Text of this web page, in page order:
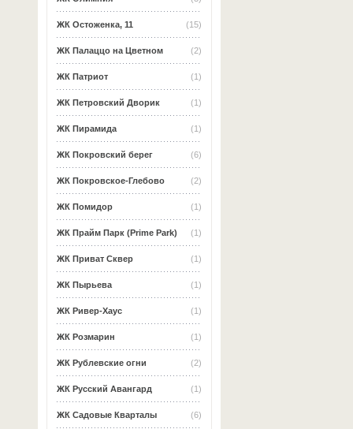
(15)
ЖК Остоженка, 11
(2)
ЖК Палаццо на Цветном
(1)
ЖК Патриот
(1)
ЖК Петровский Дворик
(1)
ЖК Пирамида
(6)
ЖК Покровский берег
(2)
ЖК Покровское-Глебово
(1)
ЖК Помидор
(1)
ЖК Прайм Парк (Prime Park)
(1)
ЖК Приват Сквер
(1)
ЖК Пырьева
(1)
ЖК Ривер-Хаус
(1)
ЖК Розмарин
(2)
ЖК Рублевские огни
(1)
ЖК Русский Авангард
(6)
ЖК Садовые Кварталы